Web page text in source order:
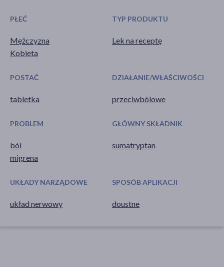
PŁEĆ
Mężczyzna
Kobieta
TYP PRODUKTU
Lek na receptę
POSTAĆ
tabletka
DZIAŁANIE/WŁAŚCIWOŚCI
przeciwbólowe
PROBLEM
ból
migrena
GŁÓWNY SKŁADNIK
sumatryptan
UKŁADY NARZĄDOWE
układ nerwowy
SPOSÓB APLIKACJI
doustne